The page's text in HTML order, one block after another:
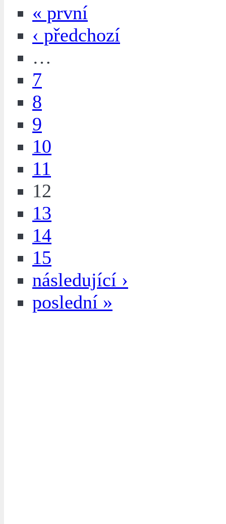
« první
‹ předchozí
…
7
8
9
10
11
12
13
14
15
následující ›
poslední »